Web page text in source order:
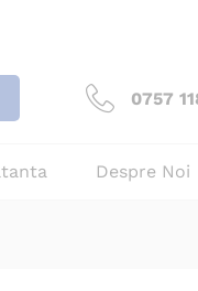
0757
Despre Noi